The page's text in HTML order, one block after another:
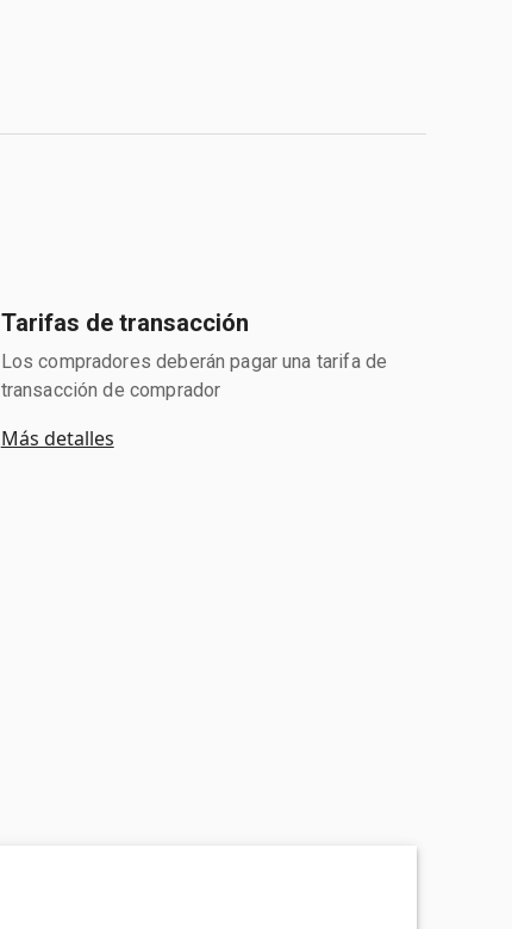
Tarifas de transacción
Los compradores deberán pagar una tarifa de
transacción de comprador
Más detalles